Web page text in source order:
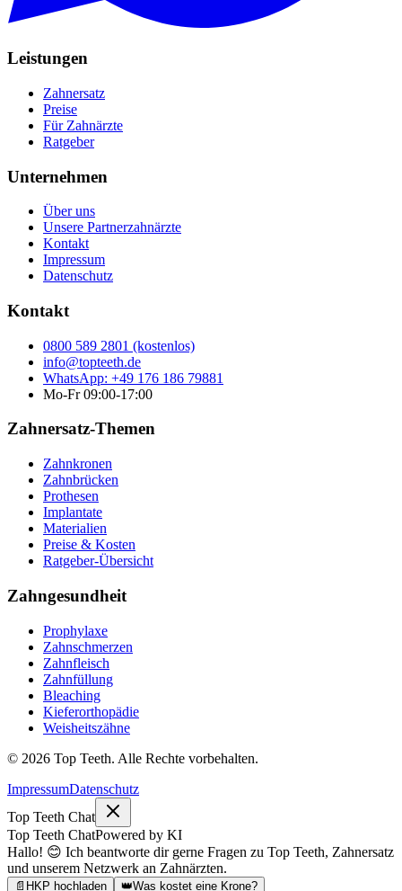
Leistungen
Zahnersatz
Preise
Für Zahnärzte
Ratgeber
Unternehmen
Über uns
Unsere Partnerzahnärzte
Kontakt
Impressum
Datenschutz
Kontakt
0800 589 2801 (kostenlos)
info@topteeth.de
WhatsApp: +49 176 186 79881
Mo-Fr 09:00-17:00
Zahnersatz-Themen
Zahnkronen
Zahnbrücken
Prothesen
Implantate
Materialien
Preise & Kosten
Ratgeber-Übersicht
Zahngesundheit
Prophylaxe
Zahnschmerzen
Zahnfleisch
Zahnfüllung
Bleaching
Kieferorthopädie
Weisheitszähne
© 2026 Top Teeth. Alle Rechte vorbehalten.
ImpressumDatenschutz
Top Teeth Chat
Top Teeth ChatPowered by KI
Hallo! 😊 Ich beantworte dir gerne Fragen zu Top Teeth, Zahnersatz
und unserem Netzwerk an Zahnärzten.
📄 HKP hochladen 👑Was kostet eine Krone?